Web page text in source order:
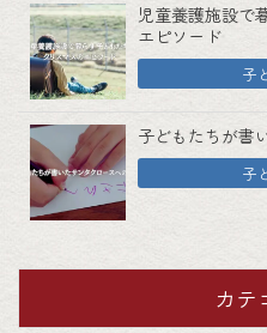
児童養護施設で
エピソード
子
子どもたちが書
子
カテ